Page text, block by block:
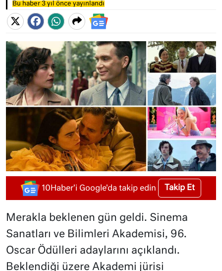
Bu haber 3 yıl önce yayınlandı
10Haber'i Google'da takip edin Takip Et
Merakla beklenen gün geldi. Sinema
Sanatları ve Bilimleri Akademisi, 96.
Oscar Ödülleri adaylarını açıklandı.
Beklendiği üzere Akademi jürisi